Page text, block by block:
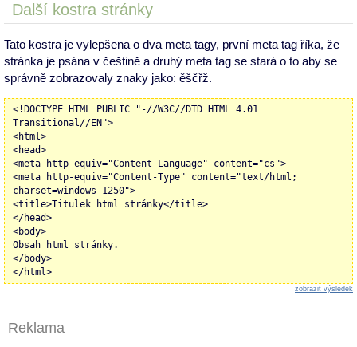
Další kostra stránky
Tato kostra je vylepšena o dva meta tagy, první meta tag říka, že
stránka je psána v češtině a druhý meta tag se stará o to aby se
správně zobrazovaly znaky jako: ěščřž.
<!DOCTYPE HTML PUBLIC "-//W3C//DTD HTML 4.01
Transitional//EN">
<html>
<head>
<meta http-equiv="Content-Language" content="cs">
<meta http-equiv="Content-Type" content="text/html;
charset=windows-1250">
<title>Titulek html stránky</title>
</head>
<body>
Obsah html stránky.
</body>
</html>
zobrazit výsledek
Reklama